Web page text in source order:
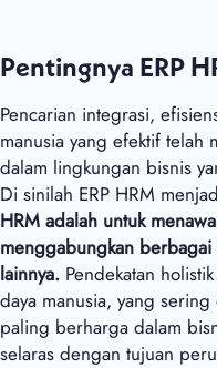
Pentingnya ERP
Pencarian integrasi,
manusia yang efektif telah
dalam lingkungan bisnis
Di sinilah ERP HRM
HRM adalah untuk
menggabungkan
lainnya. Pendekatan
daya manusia, yang
paling berharga dalam
selaras dengan tujuan